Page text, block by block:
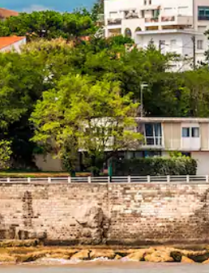
стрелки нагоре и надолу или